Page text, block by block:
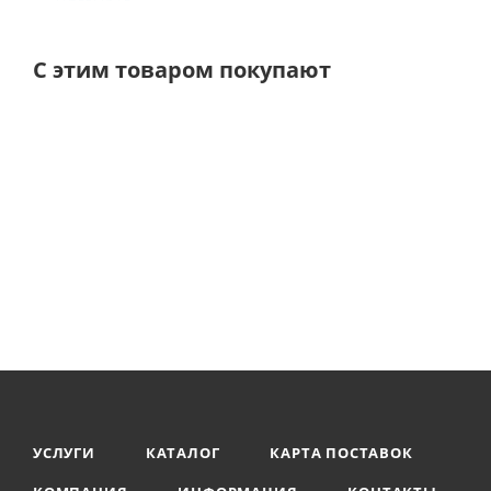
С этим товаром покупают
УСЛУГИ КАТАЛОГ
КАРТА ПОСТАВОК